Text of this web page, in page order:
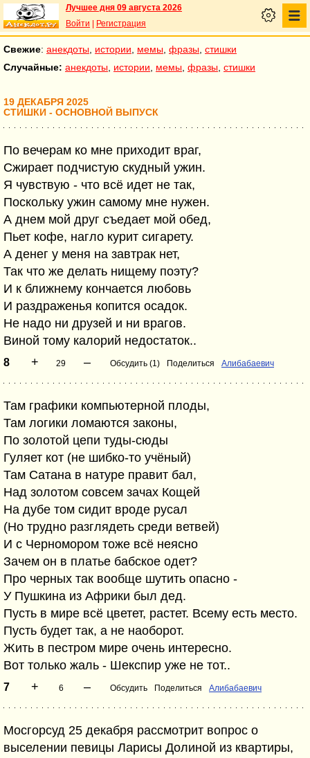
Лучшее дня 09 августа 2026
Войти
Регистрация
Свежие: анекдоты истории мемы фразы стишки
Случайные: анекдоты истории мемы фразы стишки
19 ДЕКАБРЯ 2025
СТИШКИ - ОСНОВНОЙ ВЫПУСК
По вечерам ко мне приходит враг,
Сжирает подчистую скудный ужин.
Я чувствую - что всё идет не так,
Поскольку ужин самому мне нужен.
А днем мой друг съедает мой обед,
Пьет кофе, нагло курит сигарету.
А денег у меня на завтрак нет,
Так что же делать нищему поэту?
И к ближнему кончается любовь
И раздраженья копится осадок.
Не надо ни друзей и ни врагов.
Виной тому калорий недостаток..
8 + 29 – Обсудить (1) Поделиться Алибабаевич
Там графики компьютерной плоды,
Там логики ломаются законы,
По золотой цепи туды-сюды
Гуляет кот (не шибко-то учёный)
Там Сатана в натуре правит бал,
Над золотом совсем зачах Кощей
На дубе том сидит вроде русал
(Но трудно разглядеть среди ветвей)
И с Черномором тоже всё неясно
Зачем он в платье бабское одет?
Про черных так вообще шутить опасно -
У Пушкина из Африки был дед.
Пусть в мире всё цветет, растет. Всему есть место.
Пусть будет так, а не наоборот.
Жить в пестром мире очень интересно.
Вот только жаль - Шекспир уже не тот..
7 + 6 – Обсудить Поделиться Алибабаевич
Мосгорсуд 25 декабря рассмотрит вопрос о
выселении певицы Ларисы Долиной из квартиры,